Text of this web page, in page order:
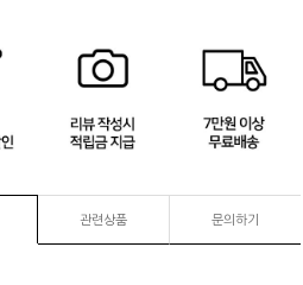
관련상품 문의하기